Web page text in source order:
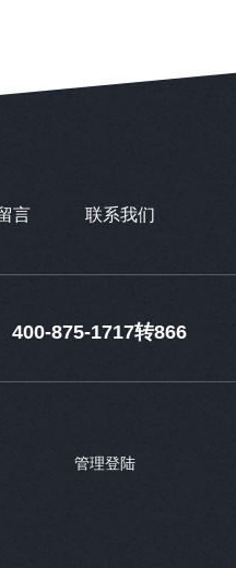
言 联系我们
400-875-1717转866
管理登陆